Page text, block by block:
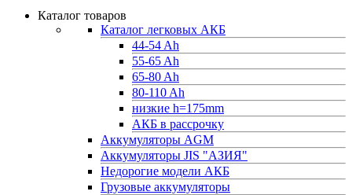
Каталог товаров
Каталог легковых АКБ
44-54 Ah
55-65 Ah
65-80 Ah
80-110 Ah
низкие h=175mm
АКБ в рассрочку
Аккумуляторы AGM
Аккумуляторы JIS "АЗИЯ"
Недорогие модели АКБ
Грузовые аккумуляторы